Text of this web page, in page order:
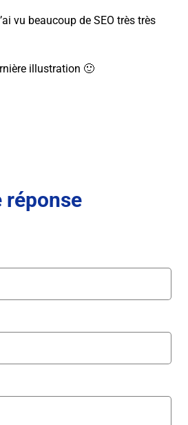
vu beaucoup de SEO très très
illustration 🙂
réponse